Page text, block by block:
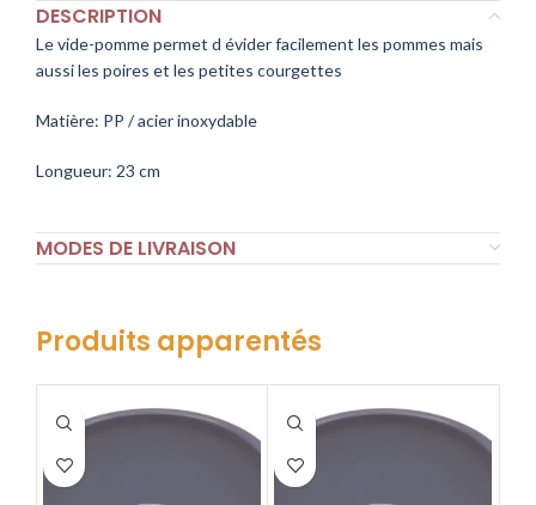
DESCRIPTION
Le vide-pomme permet d évider facilement les pommes mais
aussi les poires et les petites courgettes
Matière: PP / acier inoxydable
Longueur: 23 cm
MODES DE LIVRAISON
Produits apparentés